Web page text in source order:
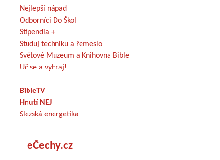
Nejlepší nápad
Odborníci Do Škol
Stipendia +
Studuj techniku a řemeslo
Světové Muzeum a Knihovna Bible
Uč se a vyhraj!
BibleTV
Hnutí NEJ
Slezská energetika
eČechy.cz